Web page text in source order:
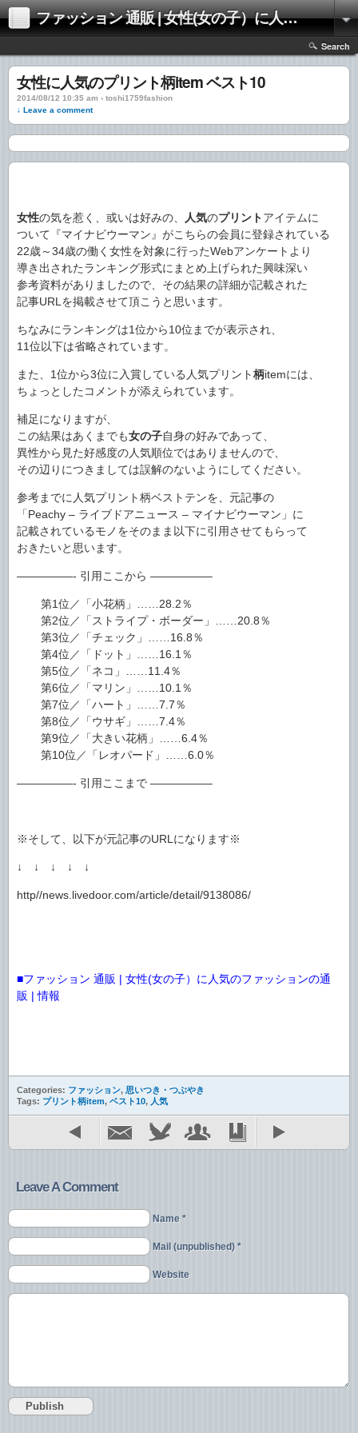
ファッション 通販 | 女性(女の子）に人気のファッションの通販 | 情報
Search
女性に人気のプリント柄item ベスト10
2014/08/12 10:35 am › toshi1759fashion
↓ Leave a comment
女性の気を惹く、或いは好みの、 人気のプリントアイテムに
ついて『マイナビウーマン』がこちらの会員に登録されている
22歳～34歳の働く女性を対象に行ったWebアンケートより
導き出されたランキング形式にまとめ上げられた興味深い
参考資料がありましたので、その結果の詳細が記載された
記事URLを掲載させて頂こうと思います。
ちなみにランキングは1位から10位までが表示され、
11位以下は省略されています。
また、1位から3位に入賞している人気プリント柄itemには、
ちょっとしたコメントが添えられています。
補足になりますが、
この結果はあくまでも女の子自身の好みであって、
異性から見た好感度の人気順位ではありませんので、
その辺りにつきましては誤解のないようにしてください。
参考までに人気プリント柄ベストテンを、元記事の
「Peachy – ライブドアニュース – マイナビウーマン」に
記載されているモノをそのまま以下に引用させてもらって
おきたいと思います。
—————- 引用ここから —————–
第1位／「小花柄」……28.2％
第2位／「ストライプ・ボーダー」……20.8％
第3位／「チェック」……16.8％
第4位／「ドット」……16.1％
第5位／「ネコ」……11.4％
第6位／「マリン」……10.1％
第7位／「ハート」……7.7％
第8位／「ウサギ」……7.4％
第9位／「大きい花柄」……6.4％
第10位／「レオパード」……6.0％
—————- 引用ここまで —————–
※そして、以下が元記事のURLになります※
↓ ↓ ↓ ↓ ↓
http//news.livedoor.com/article/detail/9138086/
■ファッション 通販 | 女性(女の子）に人気のファッションの通
販 | 情報
Categories: ファッション, 思いつき・つぶやき
Tags: プリント柄item, ベスト10, 人気
Leave A Comment
Name *
Mail (unpublished) *
Website